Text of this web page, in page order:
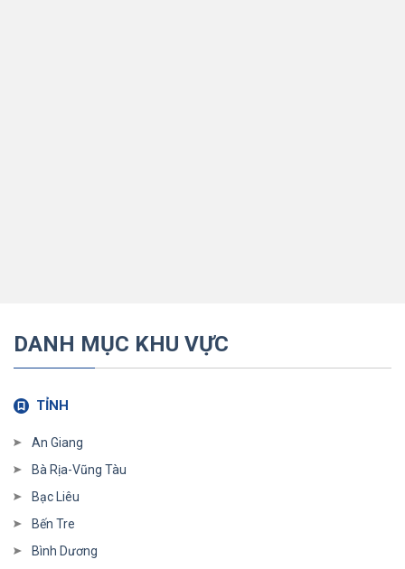
DANH MỤC KHU VỰC
TỈNH
An Giang
Bà Rịa-Vũng Tàu
Bạc Liêu
Bến Tre
Bình Dương